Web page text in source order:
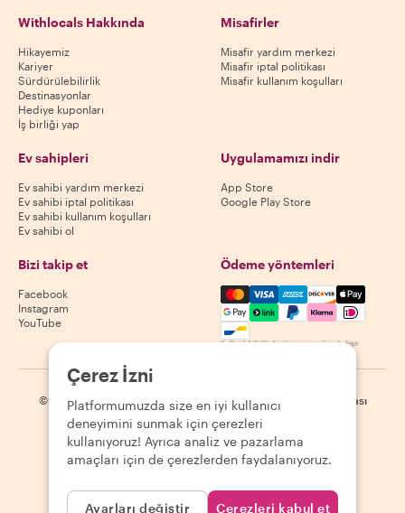
Withlocals Hakkında
Hikayemiz
Kariyer
Sürdürülebilirlik
Destinasyonlar
Hediye kuponları
İş birliği yap
Misafirler
Misafir yardım merkezi
Misafir iptal politikası
Misafir kullanım koşulları
Ev sahipleri
Ev sahibi yardım merkezi
Ev sahibi iptal politikası
Ev sahibi kullanım koşulları
Ev sahibi ol
Uygulamamızı indir
App Store
Google Play Store
Bizi takip et
Facebook
Instagram
YouTube
Ödeme yöntemleri
Mastercard, Visa, Amex,
Kullanılabilirlik destinasyona göre değişir
© 2026 Withlocals.com Gizlilik Politikası | Site haritası
Çerez İzni
Platformumuzda size en iyi kullanıcı
deneyimini sunmak için çerezleri
kullanıyoruz! Ayrıca analiz ve pazarlama
amaçları için de çerezlerden faydalanıyoruz.
Ayarları değiştir Çerezleri kabul et